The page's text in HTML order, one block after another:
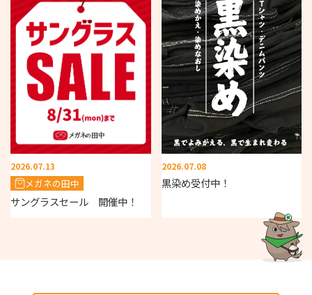
2026.07.13
メガネの田中
サングラスセール 開催中！
2026.07.08
黒染め受付中！